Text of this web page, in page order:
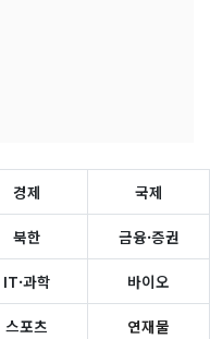
경제 국제
북한 금융·증권
IT·과학 바이오
스포츠 연재물